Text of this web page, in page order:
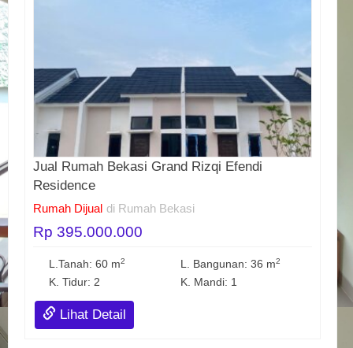
Jual Rumah Bekasi Grand Rizqi Efendi
Residence
Rumah Dijual di Rumah Bekasi
Rp 395.000.000
L.Tanah: 60 m2 L. Bangunan: 36 m2
K. Tidur: 2 K. Mandi: 1
Lihat Detail